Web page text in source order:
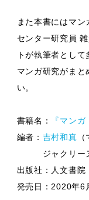
また本書にはマ
センター研究員
トが執筆者として
マンガ研究がまと
い。
書籍名：
『マン
編者： 吉村和真
ジャクリーヌ
出版社：人文書院
発売日：2020年6